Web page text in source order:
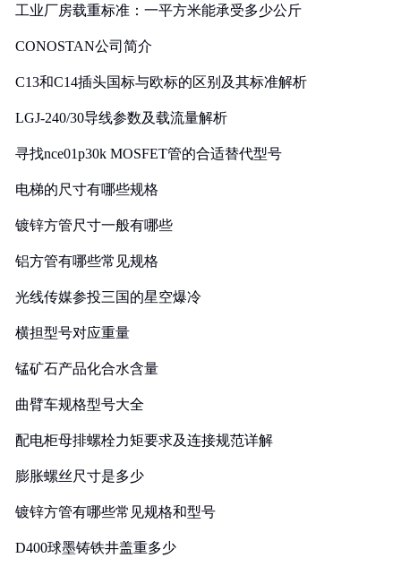
工业厂房载重标准：一平方米能承受多少公斤
CONOSTAN公司简介
C13和C14插头国标与欧标的区别及其标准解析
LGJ-240/30导线参数及载流量解析
寻找nce01p30k MOSFET管的合适替代型号
电梯的尺寸有哪些规格
镀锌方管尺寸一般有哪些
铝方管有哪些常见规格
光线传媒参投三国的星空爆冷
横担型号对应重量
锰矿石产品化合水含量
曲臂车规格型号大全
配电柜母排螺栓力矩要求及连接规范详解
膨胀螺丝尺寸是多少
镀锌方管有哪些常见规格和型号
D400球墨铸铁井盖重多少